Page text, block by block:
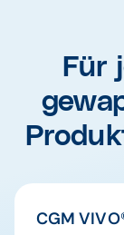
und
modernen
WINAPO ux
und leicht
organische
Zur WINAPO
Für
CGM